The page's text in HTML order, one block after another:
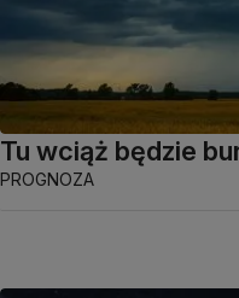
Tu wciąż będzie
PROGNOZA